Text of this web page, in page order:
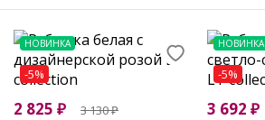
НОВИНКА
-5%
2 825 ₽ 3 130₽
НОВИНКА
-5%
3 692 ₽